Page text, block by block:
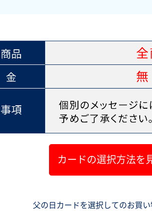
カードの選択方法を
父の日カードを選択してのお買い